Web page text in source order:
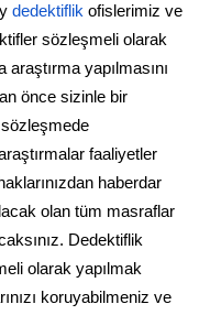
dedektiflik ofislerimiz ve
sözleşmeli olarak
yapılmasını
önce sizinle bir
faaliyetler
haberdar
olan tüm masraflar
Dedektiflik
olarak yapılmak
koruyabilmeniz ve